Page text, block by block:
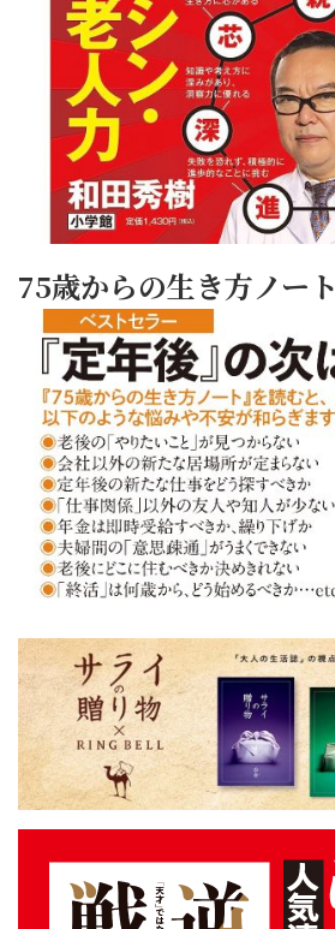
75歳からの生き方ノート